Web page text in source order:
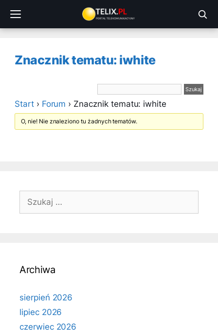
treści
Znacznik tematu: iwhite
Start › Forum › Znacznik tematu: iwhite
O, nie! Nie znaleziono tu żadnych tematów.
Szukaj:
Archiwa
sierpień 2026
lipiec 2026
czerwiec 2026